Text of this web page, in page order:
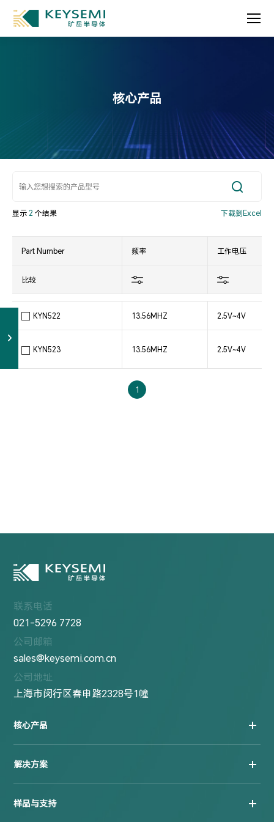
核心产品
显示2 个结果 下载到Excel
Part Number 频率 工作电压
比较
KYN522 13.56MHZ 2.5V~4V
KYN523 13.56MHZ 2.5V~4V
1
联系电话
021-5296 7728
公司邮箱
sales@keysemi.com.cn
公司地址
上海市闵行区春申路2328号1幢
核心产品
解决方案
样品与支持